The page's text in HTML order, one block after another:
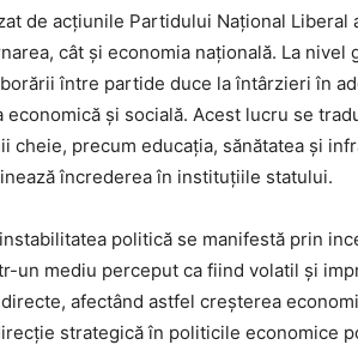
de acțiunile Partidului Național
cât și economia națională. La
între partide duce la întârzieri în
economică și socială. Acest lucru se
cheie, precum educația, sănătatea și
încrederea în instituțiile statului.
politică se manifestă prin
un mediu perceput ca fiind volatil și
afectând astfel creșterea
strategică în politicile economice